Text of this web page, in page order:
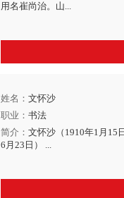
用名崔尚治。山...
点击进入
姓名： 文怀沙
职业： 书法
简介： 文怀沙（1910年1月
6月23日） ...